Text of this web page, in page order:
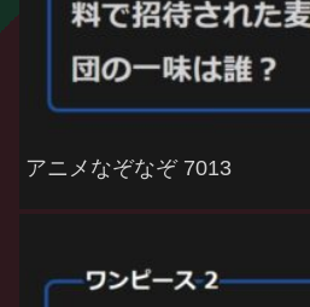
アニメなぞなぞ 7013